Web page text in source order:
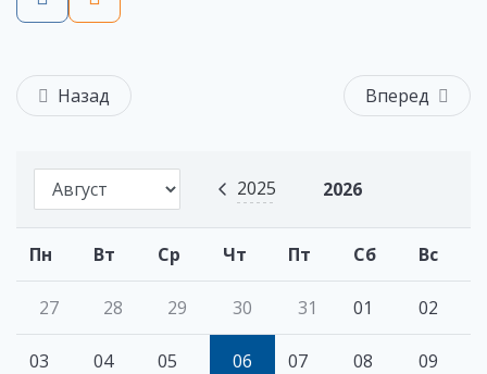
2025 2026
Пн Вт Ср Чт Пт Сб Вс
27 28 29 30 31 01 02
03 04 05 06 07 08 09
Назад Вперед